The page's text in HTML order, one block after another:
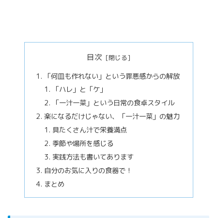
目次
「何皿も作れない」という罪悪感からの解放
「ハレ」と「ケ」
「一汁一菜」という日常の食卓スタイル
楽になるだけじゃない、「一汁一菜」の魅力
具たくさん汁で栄養満点
季節や場所を感じる
実践方法も書いてあります
自分のお気に入りの食器で！
まとめ